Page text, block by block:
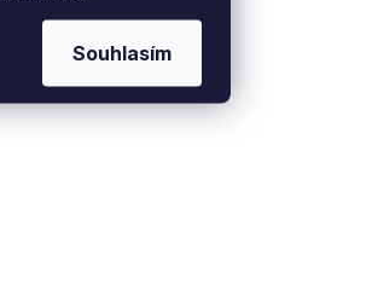
Souhlasím